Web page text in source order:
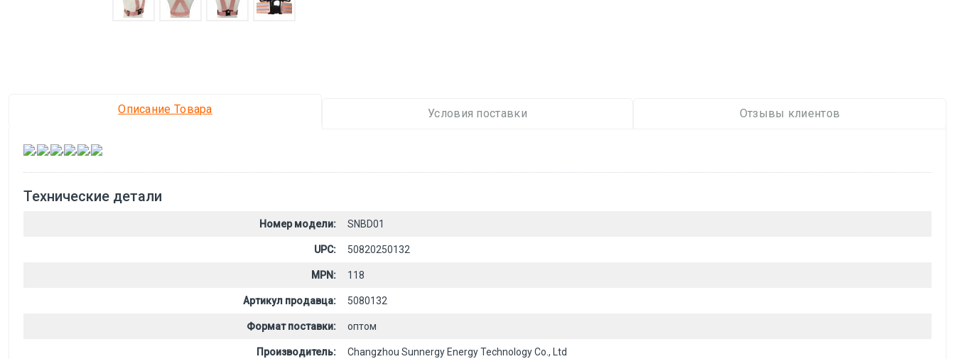
Описание Товара Условия поставки Отзывы клиентов
, , , , ,
Технические детали
Номер модели: SNBD01
UPC: 50820250132
MPN: 118
Артикул продавца: 5080132
Формат поставки: оптом
Производитель: Changzhou Sunnergy Energy Technology Co., Ltd